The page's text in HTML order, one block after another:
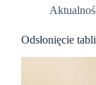
Odsłonięcie